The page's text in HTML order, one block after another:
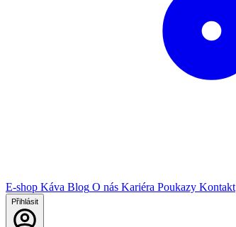
E-shop Káva Blog O nás Kariéra Poukazy Kontakt
Přihlásit